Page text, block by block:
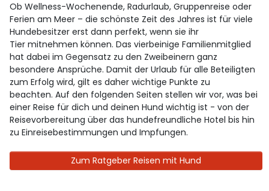
Ob Wellness-Wochenende, Radurlaub, Gruppenreise oder
Ferien am Meer – die schönste Zeit des Jahres ist für viele
Hundebesitzer erst dann perfekt, wenn sie ihr
Tier mitnehmen können. Das vierbeinige Familienmitglied
hat dabei im Gegensatz zu den Zweibeinern ganz
besondere Ansprüche. Damit der Urlaub für alle Beteiligten
zum Erfolg wird, gilt es daher wichtige Punkte zu
beachten. Auf den folgenden Seiten stellen wir vor, was bei
einer Reise für dich und deinen Hund wichtig ist - von der
Reisevorbereitung über das hundefreundliche Hotel bis hin
zu Einreisebestimmungen und Impfungen.
Zum Ratgeber Reisen mit Hund